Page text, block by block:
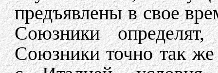
предъявлены в свое
Союзники
Союзники точно так